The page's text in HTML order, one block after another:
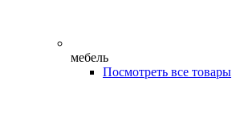
мебель
Посмотреть все товары